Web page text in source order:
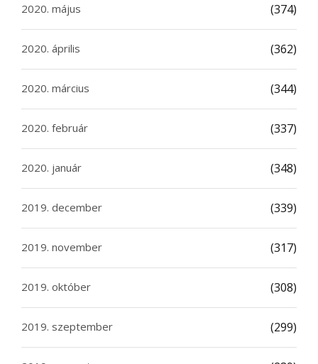
2020. május (374)
2020. április (362)
2020. március (344)
2020. február (337)
2020. január (348)
2019. december (339)
2019. november (317)
2019. október (308)
2019. szeptember (299)